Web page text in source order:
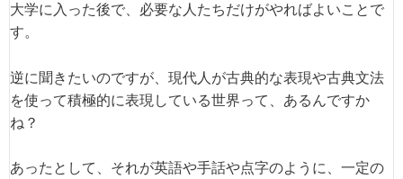
大学に入った後で、必要な人たちだけがやればよいことで
す。
逆に聞きたいのですが、現代人が古典的な表現や古典文法
を使って積極的に表現している世界って、あるんですか
ね？
あったとして、それが英語や手話や点字のように、一定の